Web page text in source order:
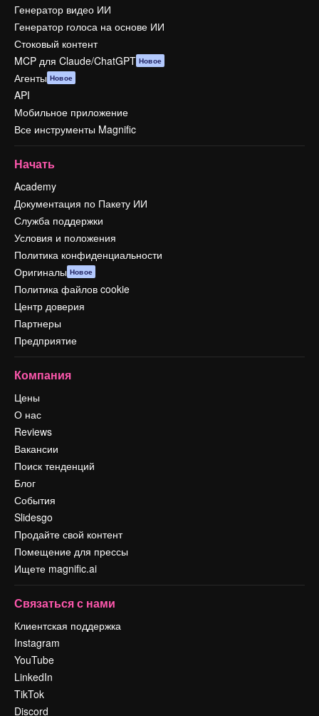
Генератор видео ИИ
Генератор голоса на основе ИИ
Стоковый контент
MCP для Claude/ChatGPT Новое
Агенты Новое
API
Мобильное приложение
Все инструменты Magnific
Начать
Academy
Документация по Пакету ИИ
Служба поддержки
Условия и положения
Политика конфиденциальности
Оригиналы Новое
Политика файлов cookie
Центр доверия
Партнеры
Предприятие
Компания
Цены
О нас
Reviews
Вакансии
Поиск тенденций
Блог
События
Slidesgo
Продайте свой контент
Помещение для прессы
Ищете magnific.ai
Связаться с нами
Клиентская поддержка
Instagram
YouTube
LinkedIn
TikTok
Discord